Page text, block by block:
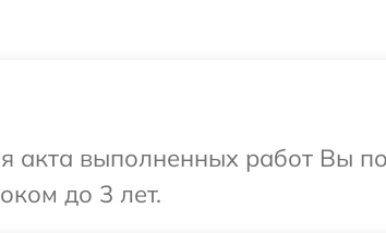
акта выполненных работ Вы
до 3 лет.